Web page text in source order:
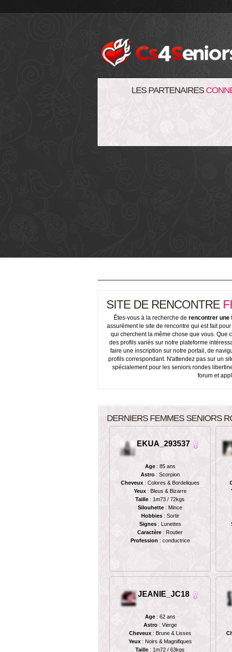
LES PARTENAIRES
SITE DE RENCONTRE
Êtes-vous à la recherche de rencontrer une
assurément le site de rencontre qui est fait
qui cherchent la même chose que vous. Que
des profils variés sur notre plateforme
faire une inscription sur notre portail, de
profils correspondant. N'attendez pas sur un
spécialement pour les seniors rondes
forum et
DERNIERS FEMMES SENIORS
EKUA_293537
Age: 85 ans
Astro: Scorpion
Cheveux: Colores & Bordeliques
Yeux: Bleus & Bizarre
Taille : 1m73 / 72kgs
Silouhette : Mince
Hobbies: Sortir
Signes: Lunettes
Caractère : Routier
Profession : conductrice
JEANIE_JC18
Age: 62 ans
Astro: Vierge
Cheveux: Brune & Lisses
Yeux: Noirs & Magnifiques
Taille : 1m72 / 63kgs